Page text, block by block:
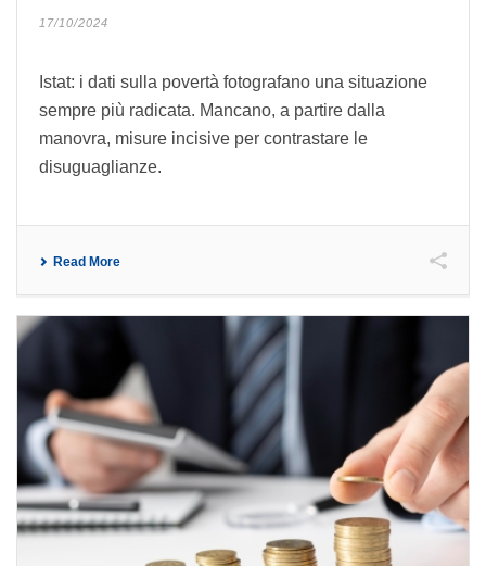
17/10/2024
Istat: i dati sulla povertà fotografano una situazione
sempre più radicata. Mancano, a partire dalla
manovra, misure incisive per contrastare le
disuguaglianze.
Read More